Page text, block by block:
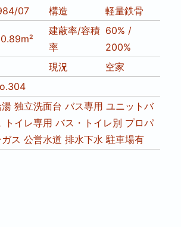
07 構造 軽量鉄骨
建蔽率/容積
率
60% /
200%
現況
空家
独立洗面台 バス専用 ユニットバ
トイレ専用 バス・トイレ別 プロパ
ガス 公営水道 排水下水 駐車場有